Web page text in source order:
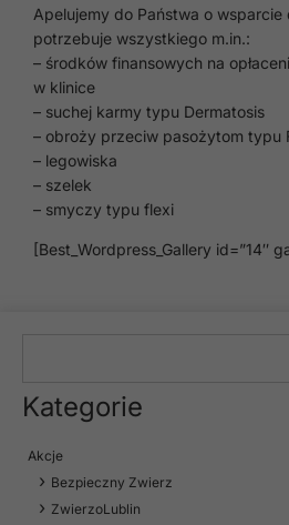
Apelujemy do Państwa o wsparcie
potrzebuje wszystkiego m.in.:
– środków finansowych na
w klinice
– suchej karmy typu Dermatosis
– obroży przeciw pasożytom typu
– legowiska
– szelek
– smyczy typu flexi
[Best_Wordpress_Gallery id=”14″
Kategorie
Akcje
Bezpieczny Zwierz
ZwierzoLublin